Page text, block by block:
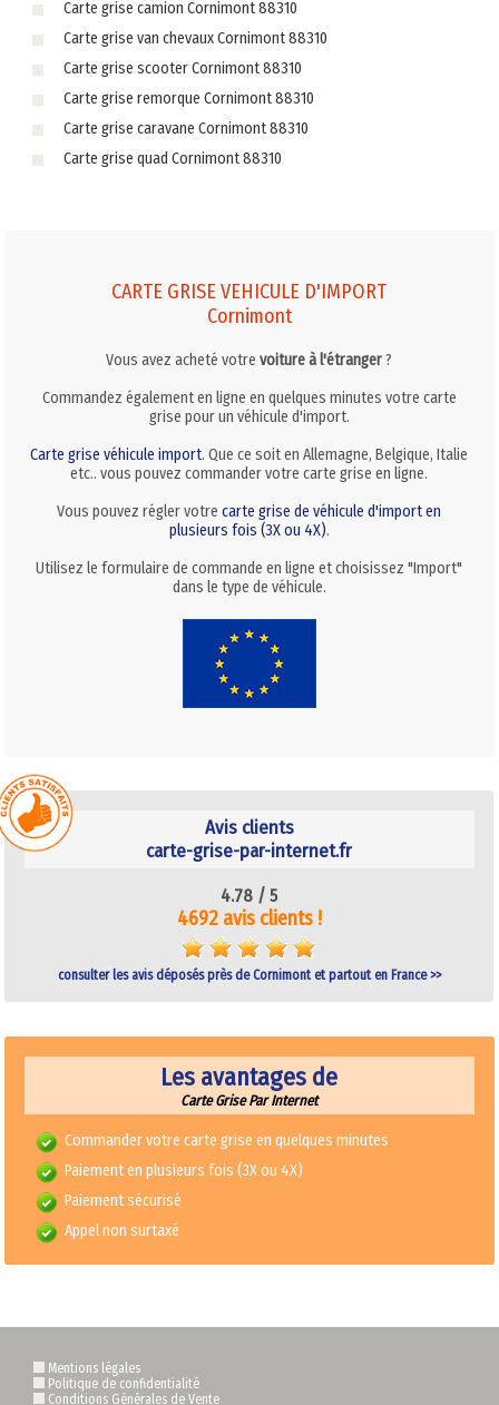
Carte grise camion Cornimont 88310
Carte grise van chevaux Cornimont 88310
Carte grise scooter Cornimont 88310
Carte grise remorque Cornimont 88310
Carte grise caravane Cornimont 88310
Carte grise quad Cornimont 88310
CARTE GRISE VEHICULE D'IMPORT
Cornimont
Vous avez acheté votrevoiture à l'étranger?
Commandez également en ligne en quelques minutes votre carte
grise pour un véhicule d'import.
Carte grise véhicule import. Que ce soit en Allemagne, Belgique, Italie
etc.. vous pouvez commander votre carte grise en ligne.
Vous pouvez régler votrecarte grise de véhicule d'import en
plusieurs fois (3X ou 4X).
Utilisez le formulaire de commande en ligne et choisissez "Import"
dans le type de véhicule.
Avis clients
carte-grise-par-internet.fr
4.78 /5
4692 avis clients !
consulter les avis déposés près de Cornimont et partout en France >>
Les avantages de
Carte Grise Par Internet
Commander votre carte grise en quelques minutes
Paiement en plusieurs fois (3X ou 4X)
Paiement sécurisé
Appel non surtaxé
Mentions légales
Politique de confidentialité
Conditions Générales de Vente